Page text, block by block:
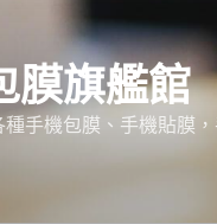
膜旗艦館
手機包膜、手機貼膜